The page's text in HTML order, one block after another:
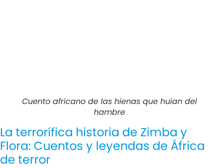
Cuento africano de las hienas que huían del
hambre
La terrorífica historia de Zimba y
Flora: Cuentos y leyendas de África
de terror